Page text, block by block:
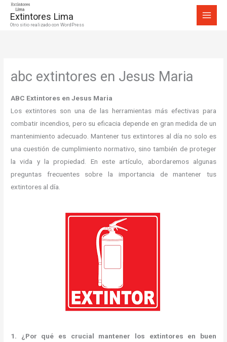
Extintores Lima
Otro sitio realizado con WordPress
abc extintores en Jesus Maria
ABC Extintores en Jesus Maria
Los extintores son una de las herramientas más efectivas para
combatir incendios, pero su eficacia depende en gran medida de un
mantenimiento adecuado. Mantener tus extintores al día no solo es
una cuestión de cumplimiento normativo, sino también de proteger
la vida y la propiedad. En este artículo, abordaremos algunas
preguntas frecuentes sobre la importancia de mantener tus
extintores al día.
1. ¿Por qué es crucial mantener los extintores en buen